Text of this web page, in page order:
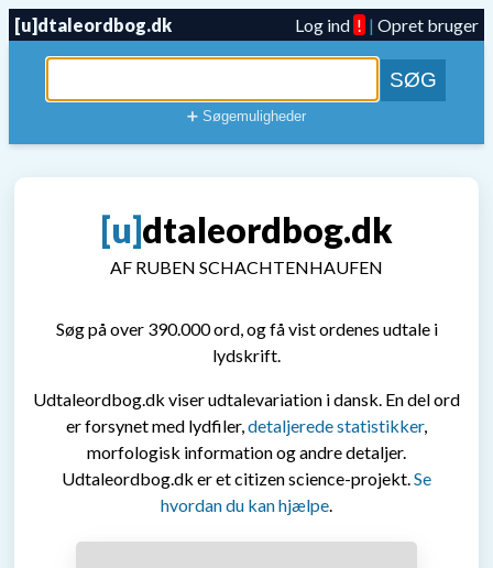
[u]dtaleordbog.dk Log ind ! | Opret bruger
➕ Søgemuligheder
[u]dtaleordbog.dk
AF RUBEN SCHACHTENHAUFEN
Søg på over 390.000 ord, og få vist ordenes udtale i
lydskrift.
Udtaleordbog.dk viser udtalevariation i dansk. En del ord
er forsynet med lydfiler,detaljerede statistikker,
morfologisk information og andre detaljer.
Udtaleordbog.dk er et citizen science-projekt.Se
hvordan du kan hjælpe.